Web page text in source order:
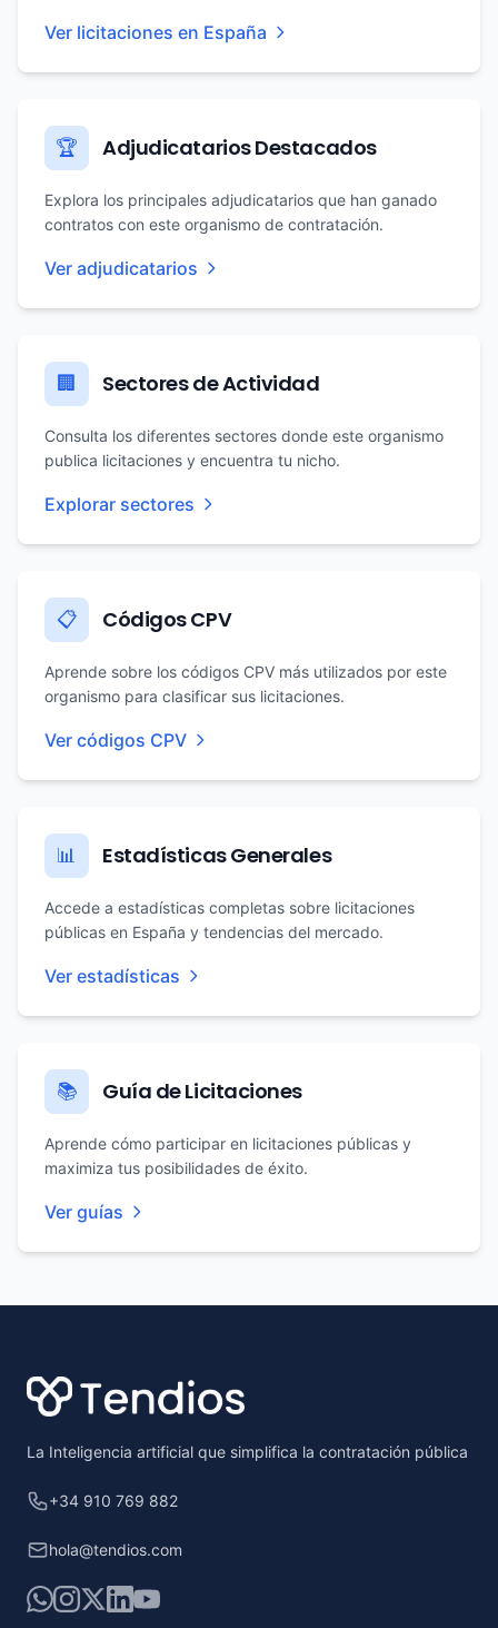
Ver licitaciones en España
🏆 Adjudicatarios Destacados
Explora los principales adjudicatarios que han ganado
contratos con este organismo de contratación.
Ver adjudicatarios
🏢 Sectores de Actividad
Consulta los diferentes sectores donde este organismo
publica licitaciones y encuentra tu nicho.
Explorar sectores
📋 Códigos CPV
Aprende sobre los códigos CPV más utilizados por este
organismo para clasificar sus licitaciones.
Ver códigos CPV
📊 Estadísticas Generales
Accede a estadísticas completas sobre licitaciones
públicas en España y tendencias del mercado.
Ver estadísticas
📚 Guía de Licitaciones
Aprende cómo participar en licitaciones públicas y
maximiza tus posibilidades de éxito.
Ver guías
La Inteligencia artificial que simplifica la contratación pública
+34 910 769 882
hola@tendios.com
WhatsApp
Instagram
X LinkedIn
YouTube